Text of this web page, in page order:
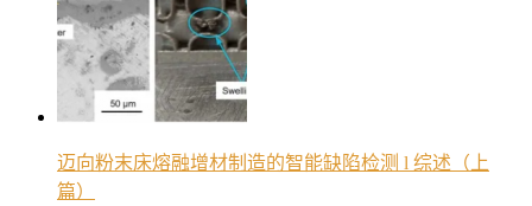
迈向粉末床熔融增材制造的智能缺陷检测 l 综述（上
篇）